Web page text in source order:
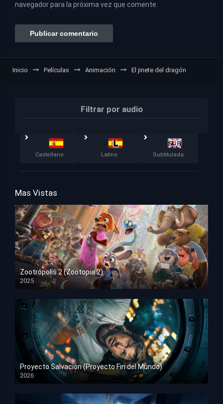
navegador para la próxima vez que comente.
Inicio Películas Animación El jinete del dragón
Filtrar por audio
Castellano Latino Subtitulada
Mas Vistas
Zootrópolis 2 (Zootopia 2)
2025
HD 1080p
Proyecto Salvación (Proyecto Fin del Mundo)
2026
HD 1080p